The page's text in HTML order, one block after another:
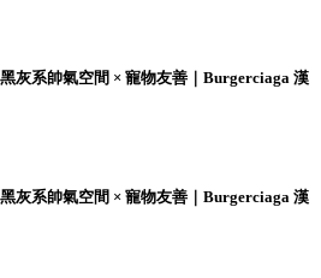
灰系帥氣空間 × 寵物友善｜Burgerciaga 漢
灰系帥氣空間 × 寵物友善｜Burgerciaga 漢